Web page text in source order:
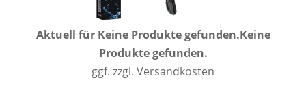
Aktuell für Keine Produkte gefunden.Keine
Produkte gefunden.
ggf. zzgl. Versandkosten